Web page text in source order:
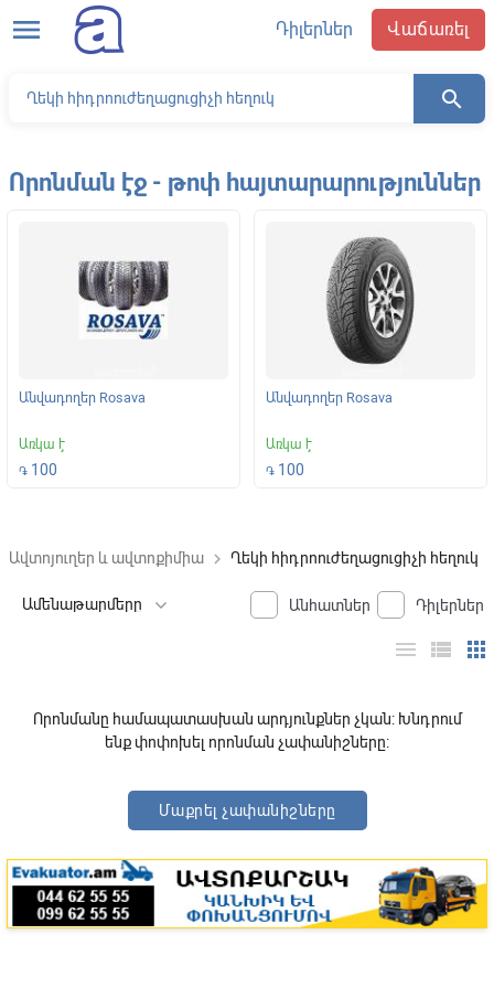
menu Դիլերներ Վաճառել
search
Որոնման էջ - թոփ հայտարարություններ
Անվադողեր Rosava
Առկա է
֏ 100
Անվադողեր Rosava
Առկա է
֏ 100
Ավտոյուղեր և ավտոքիմիա keyboard_arrow_right Ղեկի հիդրոուժեղացուցիչի հեղուկ
Անհատներ Դիլերներ
apps
view_list
menu
Որոնմանը համապատասխան արդյունքներ չկան: Խնդրում
ենք փոփոխել որոնման չափանիշները:
Մաքրել չափանիշները